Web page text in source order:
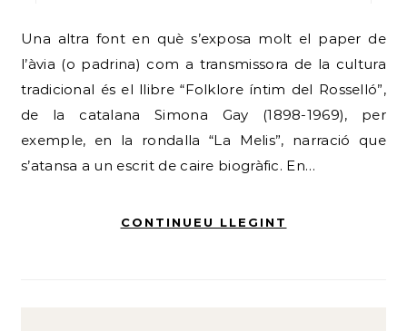
Una altra font en què s’exposa molt el paper de
l’àvia (o padrina) com a transmissora de la cultura
tradicional és el llibre “Folklore íntim del Rosselló”,
de la catalana Simona Gay (1898-1969), per
exemple, en la rondalla “La Melis”, narració que
s’atansa a un escrit de caire biogràfic. En…
CONTINUEU LLEGINT